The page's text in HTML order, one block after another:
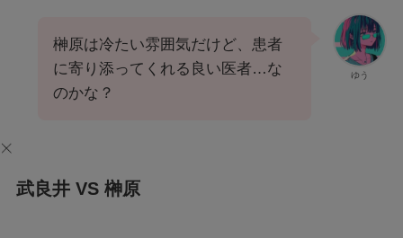
ゆう
榊原は冷たい雰囲気だけど、患者
に寄り添ってくれる良い医者…な
のかな？
武良井 VS 榊原